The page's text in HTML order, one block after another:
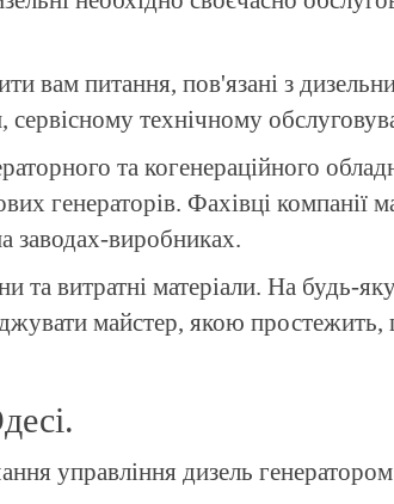
вам питання, пов'язані з
технічному
та когенераційного
генераторів. Фахівці компанії
заводах-виробниках.
та витратні матеріали. На будь-
майстер, якою простежить,